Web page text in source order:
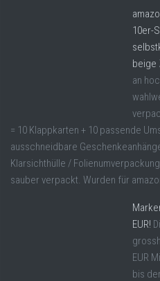
10er-
beige
an
= 10 Klappkarten + 10 passende
ausschneidbare
Klarsichthülle /
sauber verpackt. Wurden für
EUR!
EUR
bis